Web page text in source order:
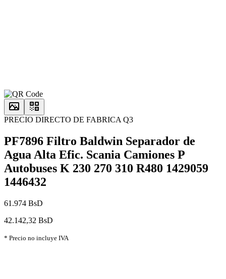
PRECIO DIRECTO DE FABRICA Q3
PF7896 Filtro Baldwin Separador de
Agua Alta Efic. Scania Camiones P
Autobuses K 230 270 310 R480 1429059
1446432
61.974 BsD
42.142,32 BsD
* Precio no incluye IVA